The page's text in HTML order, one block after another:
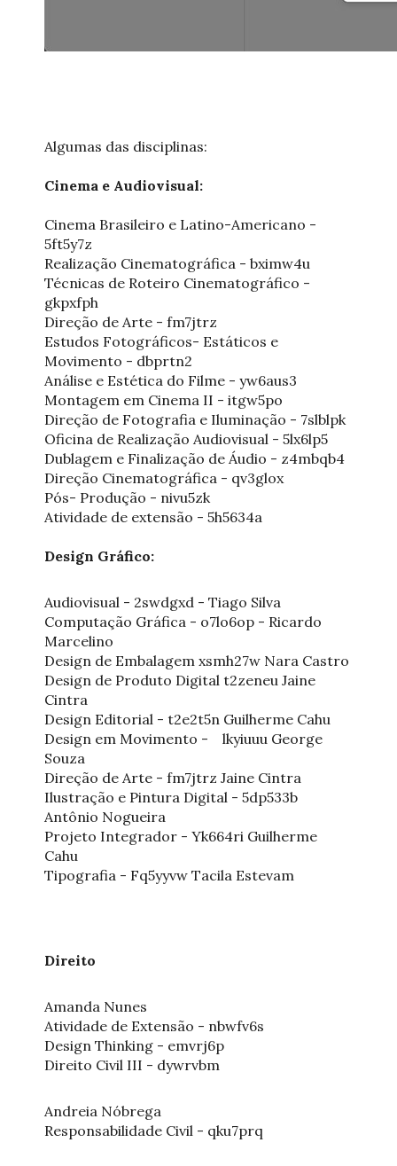
Algumas das disciplinas:
Cinema e Audiovisual:
Cinema Brasileiro e Latino-Americano -
5ft5y7z
Realização Cinematográfica - bximw4u
Técnicas de Roteiro Cinematográfico -
gkpxfph
Direção de Arte - fm7jtrz
Estudos Fotográficos- Estáticos e
Movimento - dbprtn2
Análise e Estética do Filme - yw6aus3
Montagem em Cinema II - itgw5po
Direção de Fotografia e Iluminação - 7slblpk
Oficina de Realização Audiovisual - 5lx6lp5
Dublagem e Finalização de Áudio - z4mbqb4
Direção Cinematográfica - qv3glox
Pós- Produção - nivu5zk
Atividade de extensão - 5h5634a
Design Gráfico:
Audiovisual - 2swdgxd - Tiago Silva
Computação Gráfica - o7lo6op - Ricardo
Marcelino
Design de Embalagem xsmh27w Nara Castro
Design de Produto Digital t2zeneu Jaine
Cintra
Design Editorial - t2e2t5n Guilherme Cahu
Design em Movimento - lkyiuuu George
Souza
Direção de Arte - fm7jtrz Jaine Cintra
Ilustração e Pintura Digital - 5dp533b
Antônio Nogueira
Projeto Integrador - Yk664ri Guilherme
Cahu
Tipografia - Fq5yyvw Tacila Estevam
Direito
Amanda Nunes
Atividade de Extensão - nbwfv6s
Design Thinking - emvrj6p
Direito Civil III - dywrvbm
Andreia Nóbrega
Responsabilidade Civil - qku7prq